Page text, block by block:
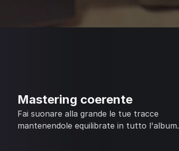
Mastering coerente
Fai suonare alla grande le tue tracce
mantenendole equilibrate in tutto l'album.